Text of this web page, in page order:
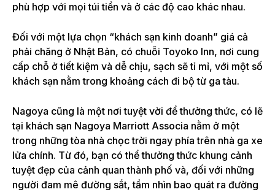
phù hợp với mọi túi tiền và ở các độ cao khác nhau.
Đối với một lựa chọn “khách sạn kinh doanh” giá cả
phải chăng ở Nhật Bản, có chuỗi Toyoko Inn, nơi cung
cấp chỗ ở tiết kiệm và dễ chịu, sạch sẽ tỉ mỉ, với một số
khách sạn nằm trong khoảng cách đi bộ từ ga tàu.
Nagoya cũng là một nơi tuyệt vời để thưởng thức, có lẽ
tại khách sạn Nagoya Marriott Associa nằm ở một
trong những tòa nhà chọc trời ngay phía trên nhà ga xe
lửa chính. Từ đó, bạn có thể thưởng thức khung cảnh
tuyệt đẹp của cảnh quan thành phố và, đối với những
người đam mê đường sắt, tầm nhìn bao quát ra đường